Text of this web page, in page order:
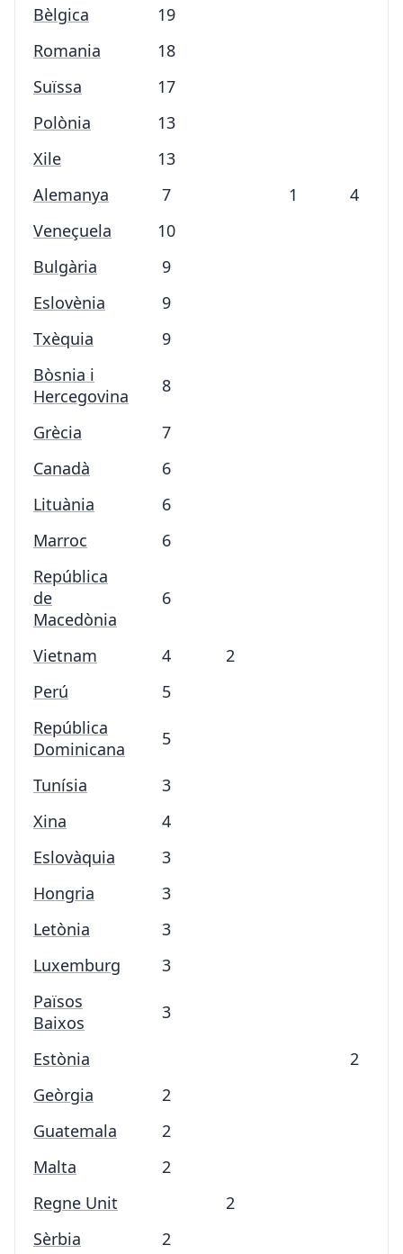
Bèlgica
19
Romania
18
Suïssa
17
Polònia
13
Xile
13
Alemanya
7 1
4
Veneçuela
10
Bulgària
9
Eslovènia
9
Txèquia
9
Bòsnia i
Hercegovina
8
Grècia
7
Canadà
6
Lituània
6
Marroc
6
República
de
Macedònia
6
Vietnam 4
2
Perú
5
República
Dominicana
5
Tunísia
3
Xina
4
Eslovàquia
3
Hongria
3
Letònia
3
Luxemburg
3
Països
Baixos
3
Estònia
2
Geòrgia
2
Guatemala
2
Malta
2
Regne Unit
2
Sèrbia
2